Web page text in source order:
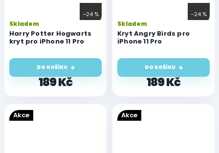
–24 %
Harry Potter Hogwarts
kryt pro iPhone 11 Pro
Skladem
189 Kč
DO KOŠÍKU
–24 %
Kryt Angry Birds pro
iPhone 11 Pro
Skladem
189 Kč
DO KOŠÍKU
Akce Akce